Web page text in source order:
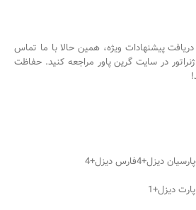
پیشنهادات ویژه، همین حالا با ما تماس
در سایت گرین پاور مراجعه کنید. حفاظت
پارسیان دیزل+4 فارس دیزل+4
پارت دیزل+1